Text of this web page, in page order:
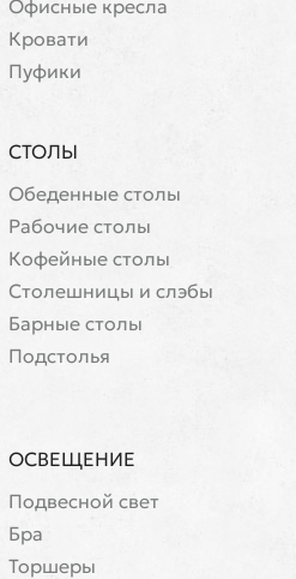
Офисные кресла
Кровати
Пуфики
СТОЛЫ
Обеденные столы
Рабочие столы
Кофейные столы
Cтолешницы и слэбы
Барные столы
Подстолья
ОСВЕЩЕНИЕ
Подвесной свет
Бра
Торшеры